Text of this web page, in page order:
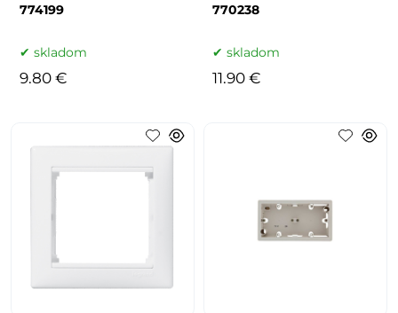
774199
skladom
9.80 €
770238
skladom
11.90 €